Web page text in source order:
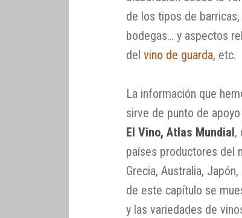
de los tipos de
bodegas… y aspectos
delvino de guarda, etc.
La información que
sirve de punto de
El Vino, Atlas Mundial,
países productores del
Grecia, Australia,
de este capítulo se
y las variedades de